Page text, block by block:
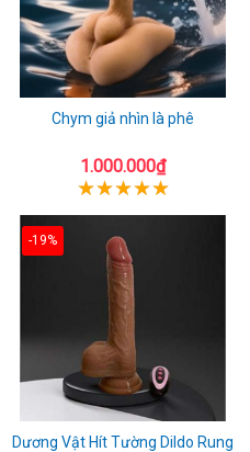
Chym giả nhìn là phê
1.000.000₫
-19%
Dương Vật Hít Tường Dildo Rung